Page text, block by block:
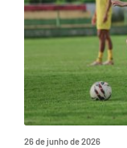
26 de junho de 2026